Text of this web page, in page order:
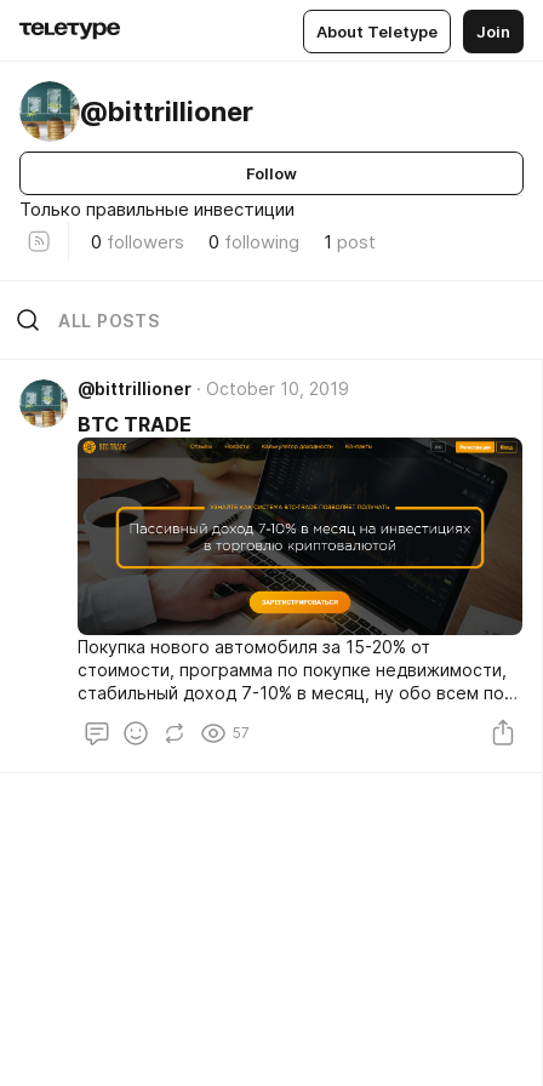
About Teletype Join
@bittrillioner
Follow
Только правильные инвестиции
0 followers 0 following 1 post
ALL POSTS
@bittrillioner October 10, 2019
BTC TRADE
Покупка нового автомобиля за 15-20% от
стоимости, программа по покупке недвижимости,
стабильный доход 7-10% в месяц, ну обо всем по
57